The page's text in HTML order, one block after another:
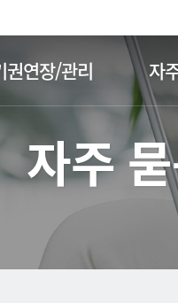
권연장/관리 자
자주